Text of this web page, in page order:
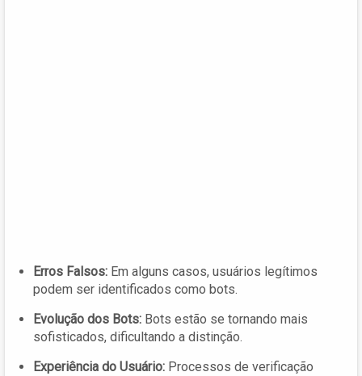
Erros Falsos: Em alguns casos, usuários legítimos
podem ser identificados como bots.
Evolução dos Bots: Bots estão se tornando mais
sofisticados, dificultando a distinção.
Experiência do Usuário: Processos de verificação